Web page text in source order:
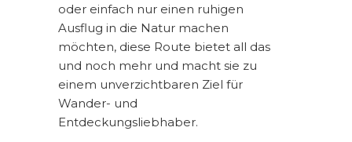
oder einfach nur einen ruhigen
Ausflug in die Natur machen
möchten, diese Route bietet all das
und noch mehr und macht sie zu
einem unverzichtbaren Ziel für
Wander- und
Entdeckungsliebhaber.